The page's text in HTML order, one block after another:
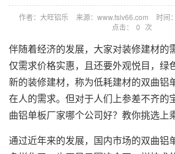
作者：大旺铝乐 来源：www.fslv66.com
时间
点击：
0 次
伴随着经济的发展，大家对装修建材的
仅需求价格实惠，且还要外观悦目，绿
新的装修建材，称为低耗建材的双曲铝
在人的需求。但对于人们上参差不齐的
曲铝单板厂家哪个公司好？教你挑选上
通过近年来的发展，国内市场的双曲铝